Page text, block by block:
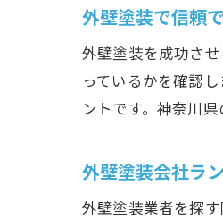
外壁塗装で信頼
外壁塗装を成功さ
っているかを確認
ントです。神奈川
外壁塗装会社ラ
外壁塗装業者を探